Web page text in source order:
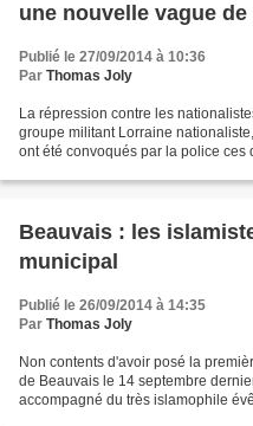
une nouvelle vague
Publié le 27/09/2014 à 10:36
Par Thomas Joly
La répression contre les
groupe militant Lorraine
ont été convoqués par la police ces
Beauvais : les
municipal
Publié le 26/09/2014 à 14:35
Par Thomas Joly
Non contents d'avoir posé la
de Beauvais le 14 septembre
accompagné du très islamophile